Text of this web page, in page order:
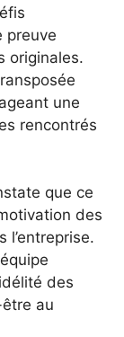
preuve
originales.
une
rencontrés
que ce
des
l’entreprise.
des
au